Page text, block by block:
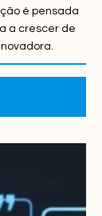
é pensada
a crescer de